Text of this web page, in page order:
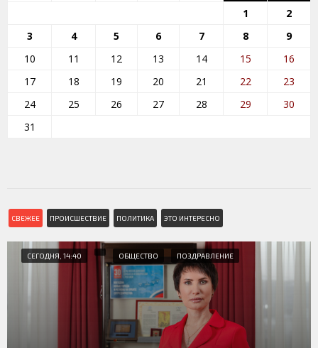
1
2
3
4 5 6 7 8
9
10
11 12 13 14 15
16
17
18 19 20 21 22
23
24
25 26 27 28 29
30
31
СВЕЖЕЕ ПРОИСШЕСТВИЕ ПОЛИТИКА ЭТО ИНТЕРЕСНО
СЕГОДНЯ, 14:40 ОБЩЕСТВО ПОЗДРАВЛЕНИЕ